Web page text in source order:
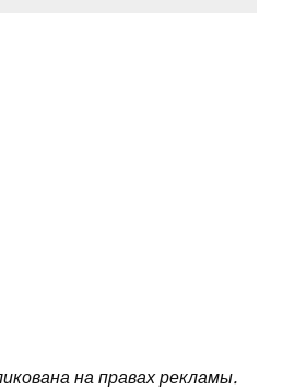
на правах рекламы.